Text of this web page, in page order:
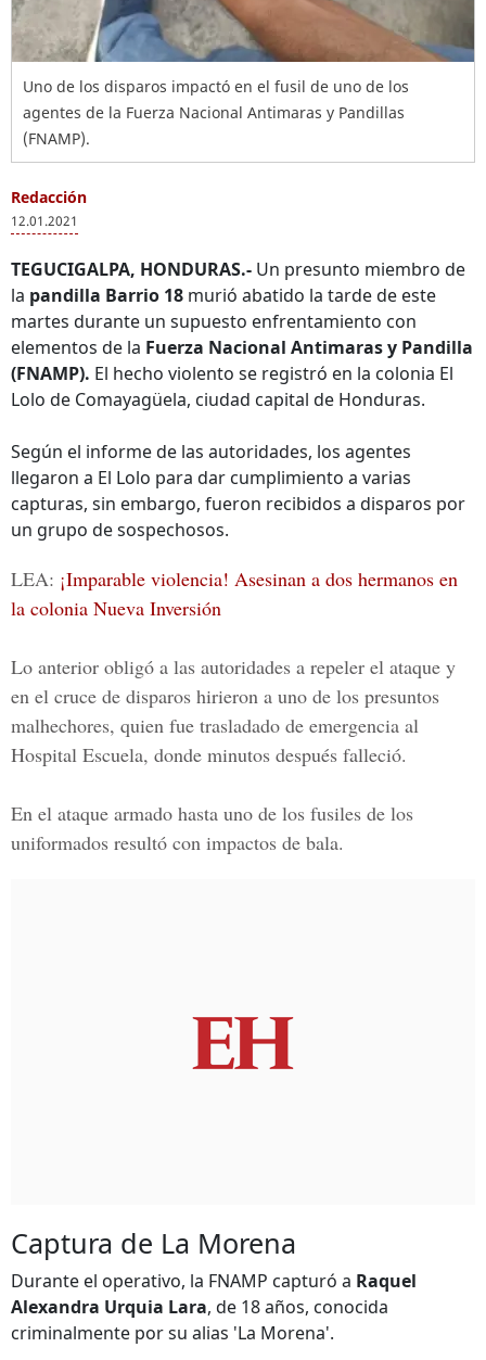
Uno de los disparos impactó en el fusil de uno de los
agentes de la Fuerza Nacional Antimaras y Pandillas
(FNAMP).
Redacción
12.01.2021
TEGUCIGALPA, HONDURAS.- Un presunto miembro de
la pandilla Barrio 18 murió abatido la tarde de este
martes durante un supuesto enfrentamiento con
elementos de la Fuerza Nacional Antimaras y Pandilla
(FNAMP). El hecho violento se registró en la colonia El
Lolo de Comayagüela, ciudad capital de Honduras.
Según el informe de las autoridades, los agentes
llegaron a El Lolo para dar cumplimiento a varias
capturas, sin embargo, fueron recibidos a disparos por
un grupo de sospechosos.
LEA: ¡Imparable violencia! Asesinan a dos hermanos en
la colonia Nueva Inversión
Lo anterior obligó a las autoridades a repeler el ataque y
en el cruce de disparos hirieron a uno de los presuntos
malhechores, quien fue trasladado de emergencia al
Hospital Escuela, donde minutos después falleció.
En el ataque armado hasta uno de los fusiles de los
uniformados resultó con impactos de bala.
Captura de La Morena
Durante el operativo, la FNAMP capturó a Raquel
Alexandra Urquia Lara, de 18 años, conocida
criminalmente por su alias 'La Morena'.